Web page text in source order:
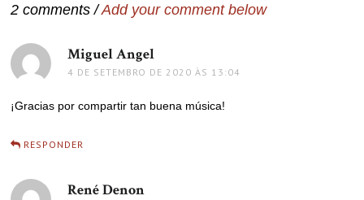
2 comments /Add your comment below
Miguel Angel
4 DE SETEMBRO DE 2020 ÀS 13:04
¡Gracias por compartir tan buena música!
RESPONDER
René Denon